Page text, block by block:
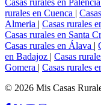
Casas rurales en Palencia
rurales en Cuenca |
Almeria | Casas rurales
Casas rurales en Santa
Casas rurales en Álava |
en Badajoz | Casas
Gomera | Casas rurales
© 2026 Mis Casas